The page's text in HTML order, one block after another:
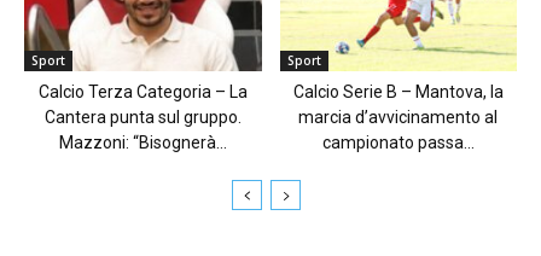
Sport
Calcio Terza Categoria – La
Cantera punta sul gruppo.
Mazzoni: “Bisognerà...
Sport
Calcio Serie B – Mantova, la
marcia d’avvicinamento al
campionato passa...